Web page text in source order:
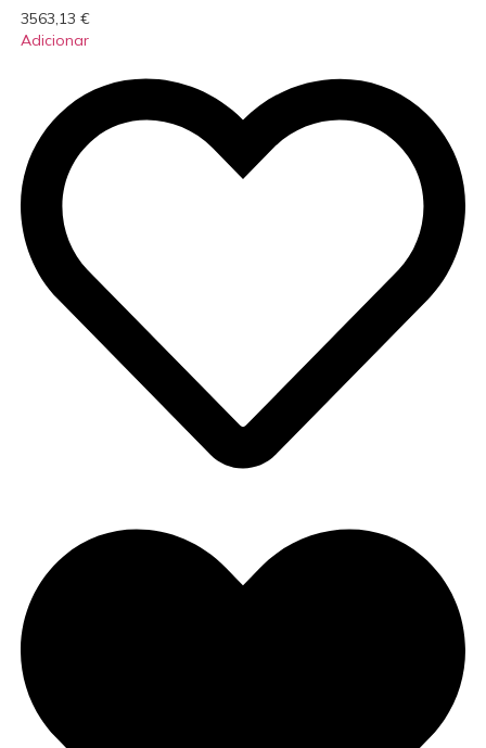
3563,13 €
Adicionar